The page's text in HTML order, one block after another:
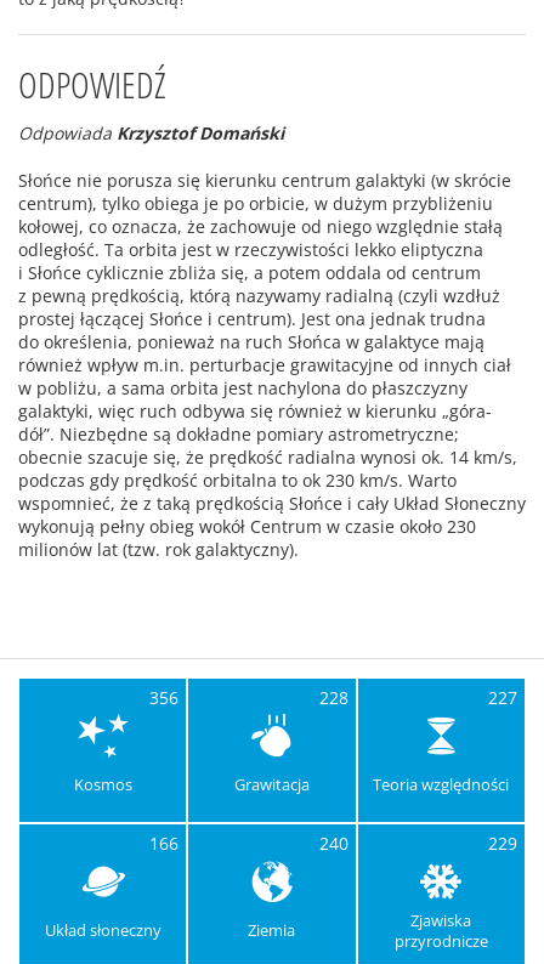
ODPOWIEDŹ
Odpowiada Krzysztof Domański
Słońce nie porusza się kierunku centrum galaktyki (w skrócie
centrum), tylko obiega je po orbicie, w dużym przybliżeniu
kołowej, co oznacza, że zachowuje od niego względnie stałą
odległość. Ta orbita jest w rzeczywistości lekko eliptyczna
i Słońce cyklicznie zbliża się, a potem oddala od centrum
z pewną prędkością, którą nazywamy radialną (czyli wzdłuż
prostej łączącej Słońce i centrum). Jest ona jednak trudna
do określenia, ponieważ na ruch Słońca w galaktyce mają
również wpływ m.in. perturbacje grawitacyjne od innych ciał
w pobliżu, a sama orbita jest nachylona do płaszczyzny
galaktyki, więc ruch odbywa się również w kierunku „góra-
dół”. Niezbędne są dokładne pomiary astrometryczne;
obecnie szacuje się, że prędkość radialna wynosi ok. 14 km/s,
podczas gdy prędkość orbitalna to ok 230 km/s. Warto
wspomnieć, że z taką prędkością Słońce i cały Układ Słoneczny
wykonują pełny obieg wokół Centrum w czasie około 230
milionów lat (tzw. rok galaktyczny).
356
Kosmos
228
Grawitacja
227
Teoria względności
166
Układ słoneczny
240
Ziemia
229
Zjawiska
przyrodnicze